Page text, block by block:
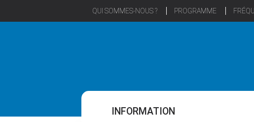
QUI SOMMES-NOUS ? PROGRAMME
INFORMATION